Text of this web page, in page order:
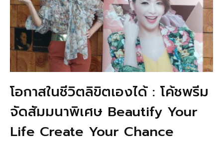
โอกาสในชีวิตลิขิตเองได้ : โค้ชพรีม
จัดสัมมนาพิเศษ Beautify Your
Life Create Your Chance